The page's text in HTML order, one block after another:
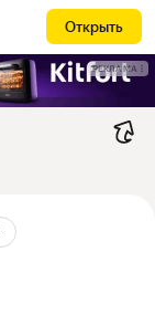
Открыть
РЕКЛАМА